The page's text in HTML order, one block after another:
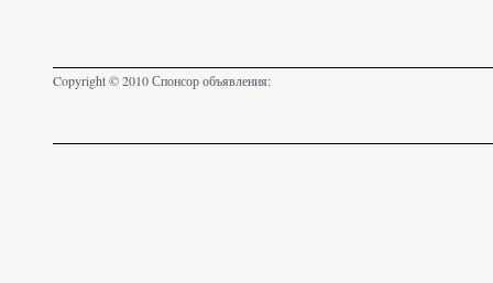
Copyright © 2010 Спонсор объявления: